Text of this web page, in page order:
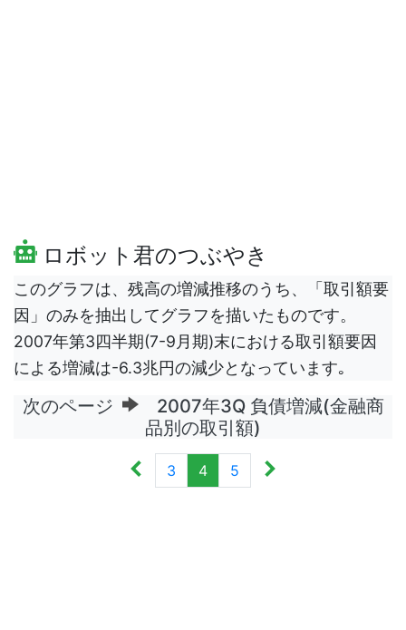
ロボット君のつぶやき
このグラフは、残高の増減推移のうち、「取引額要
因」のみを抽出してグラフを描いたものです。
2007年第3四半期(7-9月期)末における取引額要因
による増減は-6.3兆円の減少となっています｡
次のページ
2007年3Q 負債増減(金融商
品別の取引額)
3 4 5